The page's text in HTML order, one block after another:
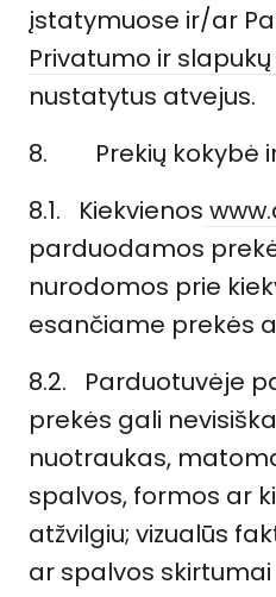
įstatymuose ir/ar
Privatumo ir
nustatytus atvejus.
8.
Prekių kokybė
8.1. Kiekvienos
parduodamos
nurodomos prie
esančiame prekės
8.2. Parduotuvėje
prekės gali
nuotraukas,
spalvos, formos ar
atžvilgiu; vizualūs
ar spalvos